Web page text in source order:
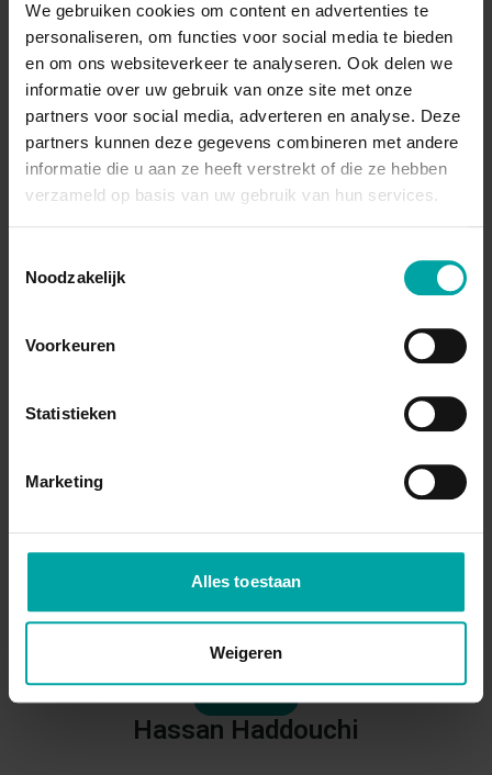
We gebruiken cookies om content en advertenties te
personaliseren, om functies voor social media te bieden
en om ons websiteverkeer te analyseren. Ook delen we
informatie over uw gebruik van onze site met onze
partners voor social media, adverteren en analyse. Deze
partners kunnen deze gegevens combineren met andere
informatie die u aan ze heeft verstrekt of die ze hebben
verzameld op basis van uw gebruik van hun services.
Noodzakelijk
Voorkeuren
Statistieken
Marketing
Alles toestaan
Weigeren
Eric Verhoestraete
Fingo nv
ZAS ziekenhuis aan de stroom
Hassan Haddouchi